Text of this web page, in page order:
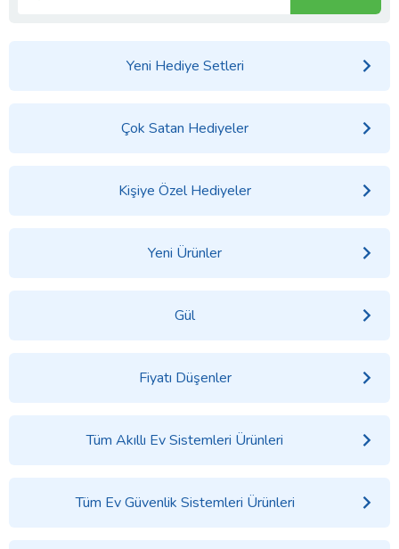
Yeni Hediye Setleri
Çok Satan Hediyeler
Kişiye Özel Hediyeler
Yeni Ürünler
Gül
Fiyatı Düşenler
Tüm Akıllı Ev Sistemleri Ürünleri
Tüm Ev Güvenlik Sistemleri Ürünleri